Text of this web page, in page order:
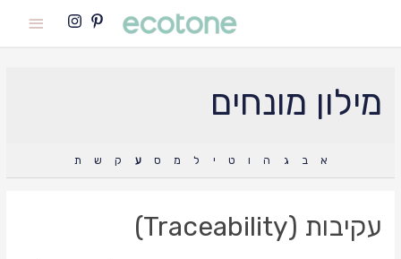
Main
מילון מונחים
א ב ג ה ו ט י ל מ ס ע ק ש ת
עקיבות (Traceability)